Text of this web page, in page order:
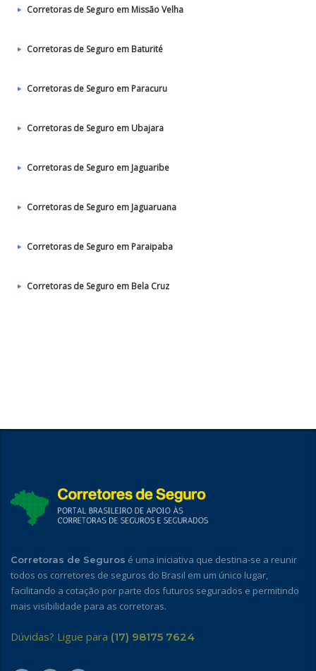
Corretoras de Seguro em Missão Velha
Corretoras de Seguro em Baturité
Corretoras de Seguro em Paracuru
Corretoras de Seguro em Ubajara
Corretoras de Seguro em Jaguaribe
Corretoras de Seguro em Jaguaruana
Corretoras de Seguro em Paraipaba
Corretoras de Seguro em Bela Cruz
Corretoras de Seguros é uma iniciativa que destina-se a reunir
todos os corretores de seguros do Brasil em um único lugar,
facilitando a cotação por parte dos futuros segurados e permitindo
mais visibilidade para as corretoras.
Dúvidas? Ligue para (17) 98175 7624